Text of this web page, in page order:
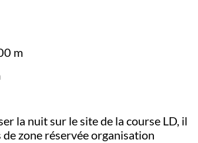
m
la nuit sur le site de la course LD, il
zone réservée organisation